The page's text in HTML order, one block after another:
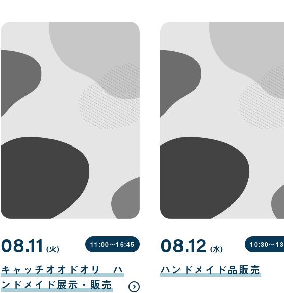
キャッチオオドオリ ハ
ンドメイド展示・販売
08.11
月
11
日
(火曜
日
) 11:00〜16:45
ハンドメイド品販売
08.12
月
12
日
(水曜
日
) 10:30〜